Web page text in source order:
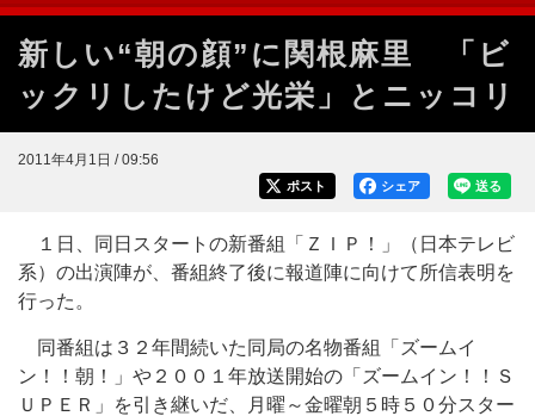
新しい“朝の顔”に関根麻里 「ビ
ックリしたけど光栄」とニッコリ
2011年4月1日 / 09:56
送る
シェア
ポスト
１日、同日スタートの新番組「ＺＩＰ！」（日本テレビ
系）の出演陣が、番組終了後に報道陣に向けて所信表明を
行った。
同番組は３２年間続いた同局の名物番組「ズームイ
ン！！朝！」や２００１年放送開始の「ズームイン！！Ｓ
ＵＰＥＲ」を引き継いだ、月曜～金曜朝５時５０分スター